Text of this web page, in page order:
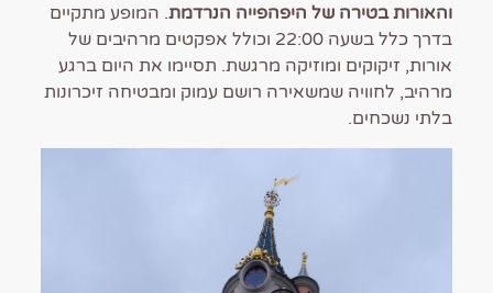
והאורות בטירה של היפהפייה הנרדמת. המופע מתקיים
בדרך כלל בשעה 22:00 וכולל אפקטים מרהיבים של
אורות, זיקוקים ומוזיקה מרגשת. תסיימו את היום ברגע
מרהיב, לחוויה שמשאירה רושם עמוק ומבטיחה זיכרונות
בלתי נשכחים.